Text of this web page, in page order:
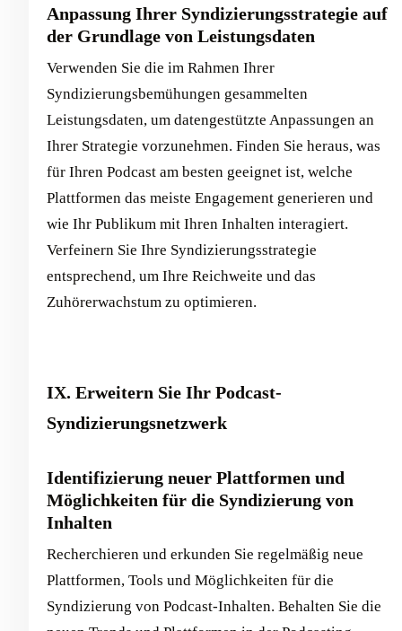
Anpassung Ihrer Syndizierungsstrategie auf
der Grundlage von Leistungsdaten
Verwenden Sie die im Rahmen Ihrer
Syndizierungsbemühungen gesammelten
Leistungsdaten, um datengestützte Anpassungen an
Ihrer Strategie vorzunehmen. Finden Sie heraus, was
für Ihren Podcast am besten geeignet ist, welche
Plattformen das meiste Engagement generieren und
wie Ihr Publikum mit Ihren Inhalten interagiert.
Verfeinern Sie Ihre Syndizierungsstrategie
entsprechend, um Ihre Reichweite und das
Zuhörerwachstum zu optimieren.
IX. Erweitern Sie Ihr Podcast-
Syndizierungsnetzwerk
Identifizierung neuer Plattformen und
Möglichkeiten für die Syndizierung von
Inhalten
Recherchieren und erkunden Sie regelmäßig neue
Plattformen, Tools und Möglichkeiten für die
Syndizierung von Podcast-Inhalten. Behalten Sie die